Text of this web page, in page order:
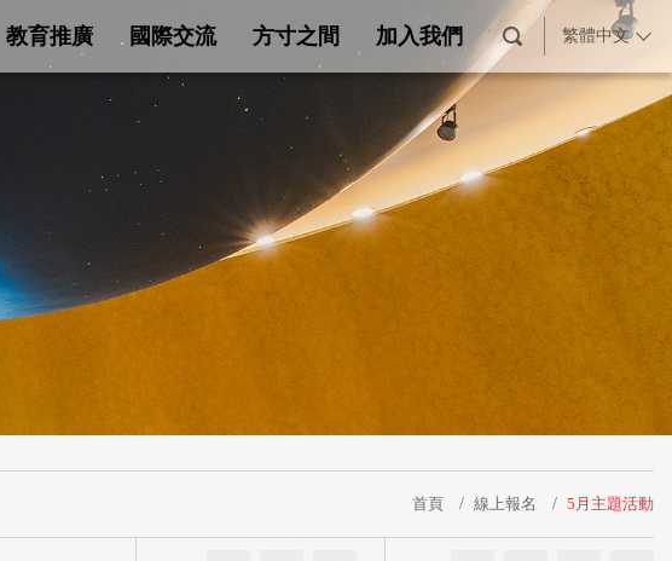
教育推廣 國際交流 方寸之間 加入我們 繁體中文
首頁 線上報名 5月主題活動